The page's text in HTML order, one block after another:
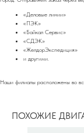
«Деловые линии»
«ПЭК»
«Байкал Сервис»
«СДЭК»
«ЖелдорЭкспедиция»
и другими.
Наши филиалы расположены во
ПОХОЖИЕ